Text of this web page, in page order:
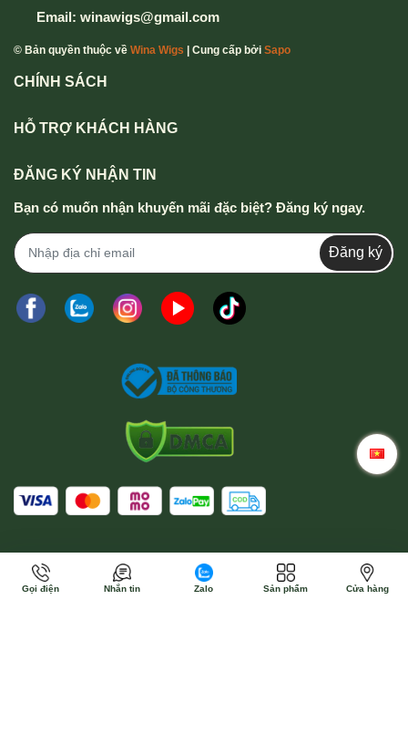
Email: winawigs@gmail.com
© Bản quyền thuộc về Wina Wigs | Cung cấp bởi Sapo
CHÍNH SÁCH
HỖ TRỢ KHÁCH HÀNG
ĐĂNG KÝ NHẬN TIN
Bạn có muốn nhận khuyến mãi đặc biệt? Đăng ký ngay.
Đăng ký
Gọi điện Nhắn tin Zalo Sản phẩm Cửa hàng